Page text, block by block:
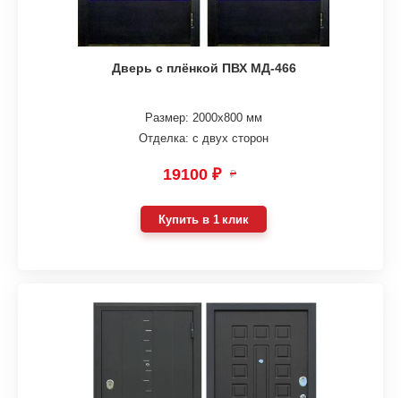
Дверь с плёнкой ПВХ МД-466
Размер: 2000х800 мм
Отделка: с двух сторон
19100 ₽ ₽
Купить в 1 клик